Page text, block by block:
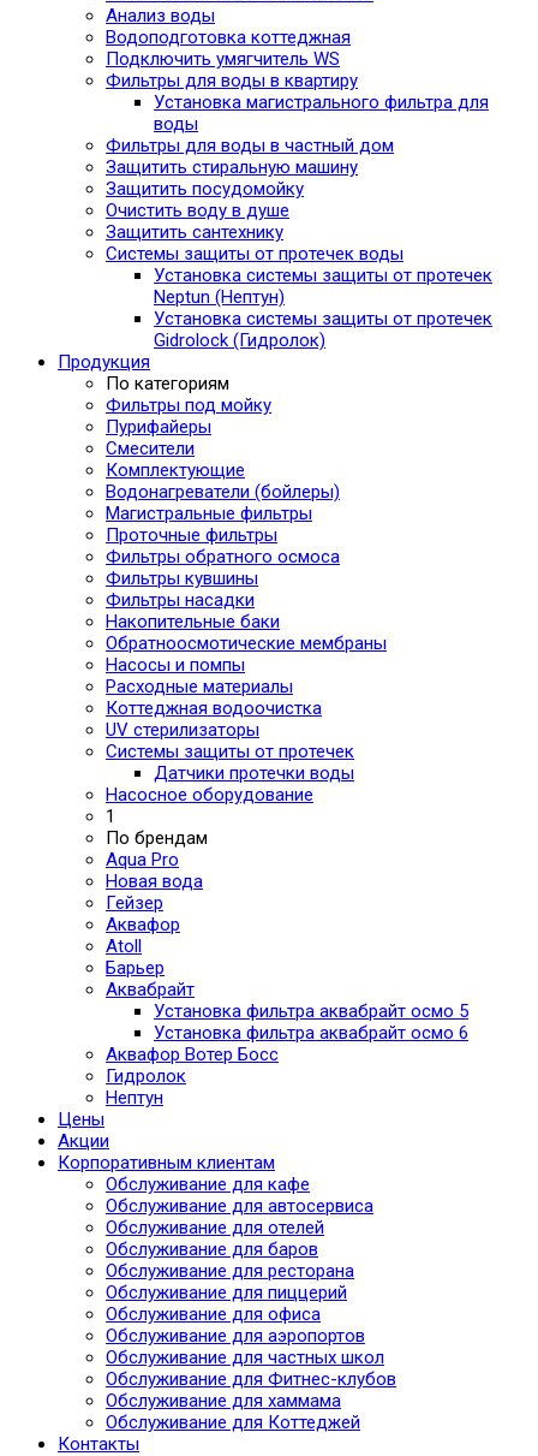
Анализ воды
Водоподготовка коттеджная
Подключить умягчитель WS
Фильтры для воды в квартиру
Установка магистрального фильтра для
воды
Фильтры для воды в частный дом
Защитить стиральную машину
Защитить посудомойку
Очистить воду в душе
Защитить сантехнику
Системы защиты от протечек воды
Установка системы защиты от протечек
Neptun (Нептун)
Установка системы защиты от протечек
Gidrolock (Гидролок)
Продукция
По категориям
Фильтры под мойку
Пурифайеры
Смесители
Комплектующие
Водонагреватели (бойлеры)
Магистральные фильтры
Проточные фильтры
Фильтры обратного осмоса
Фильтры кувшины
Фильтры насадки
Накопительные баки
Обратноосмотические мембраны
Насосы и помпы
Расходные материалы
Коттеджная водоочистка
UV стерилизаторы
Системы защиты от протечек
Датчики протечки воды
Насосное оборудование
1
По брендам
Aqua Pro
Новая вода
Гейзер
Аквафор
Atoll
Барьер
Аквабрайт
Установка фильтра аквабрайт осмо 5
Установка фильтра аквабрайт осмо 6
Аквафор Вотер Босс
Гидролок
Нептун
Цены
Акции
Корпоративным клиентам
Обслуживание для кафе
Обслуживание для автосервиса
Обслуживание для отелей
Обслуживание для баров
Обслуживание для ресторана
Обслуживание для пиццерий
Обслуживание для офиса
Обслуживание для аэропортов
Обслуживание для частных школ
Обслуживание для Фитнес-клубов
Обслуживание для хаммама
Обслуживание для Коттеджей
Контакты